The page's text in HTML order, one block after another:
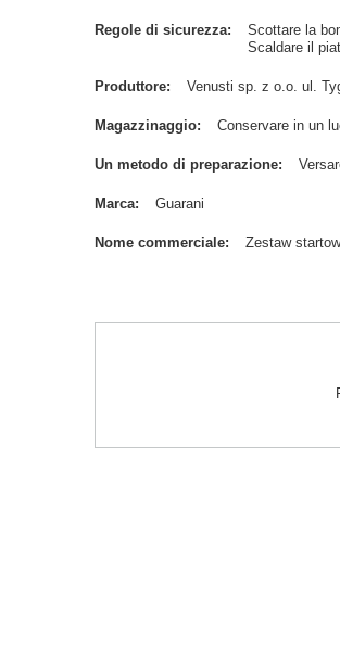
Regole di sicurezza
Scottare la
Scaldare il
Produttore Venusti sp. z o.o. ul.
Magazzinaggio Conservare in un
Un metodo di preparazione
Marca Guarani
Nome commerciale Zestaw